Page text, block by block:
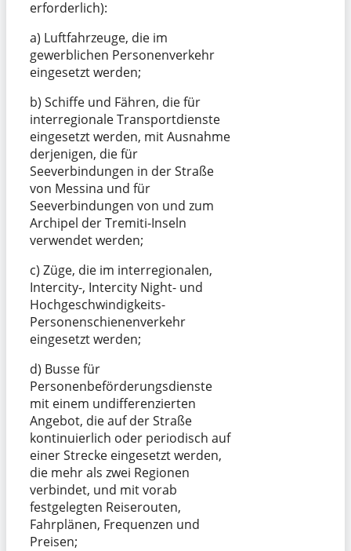
erforderlich):
a) Luftfahrzeuge, die im
gewerblichen Personenverkehr
eingesetzt werden;
b) Schiffe und Fähren, die für
interregionale Transportdienste
eingesetzt werden, mit Ausnahme
derjenigen, die für
Seeverbindungen in der Straße
von Messina und für
Seeverbindungen von und zum
Archipel der Tremiti-Inseln
verwendet werden;
c) Züge, die im interregionalen,
Intercity-, Intercity Night- und
Hochgeschwindigkeits-
Personenschienenverkehr
eingesetzt werden;
d) Busse für
Personenbeförderungsdienste
mit einem undifferenzierten
Angebot, die auf der Straße
kontinuierlich oder periodisch auf
einer Strecke eingesetzt werden,
die mehr als zwei Regionen
verbindet, und mit vorab
festgelegten Reiserouten,
Fahrplänen, Frequenzen und
Preisen;